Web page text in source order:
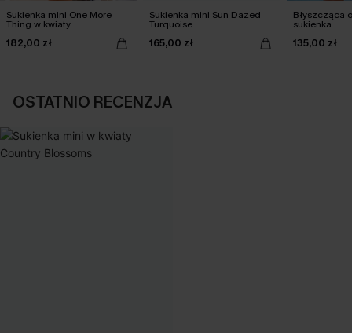
Sukienka mini One More
Thing w kwiaty
182,00 zł
Sukienka mini Sun Dazed
Turquoise
165,00 zł
Błyszcząca
sukienka
135,00 zł
OSTATNIO RECENZJA